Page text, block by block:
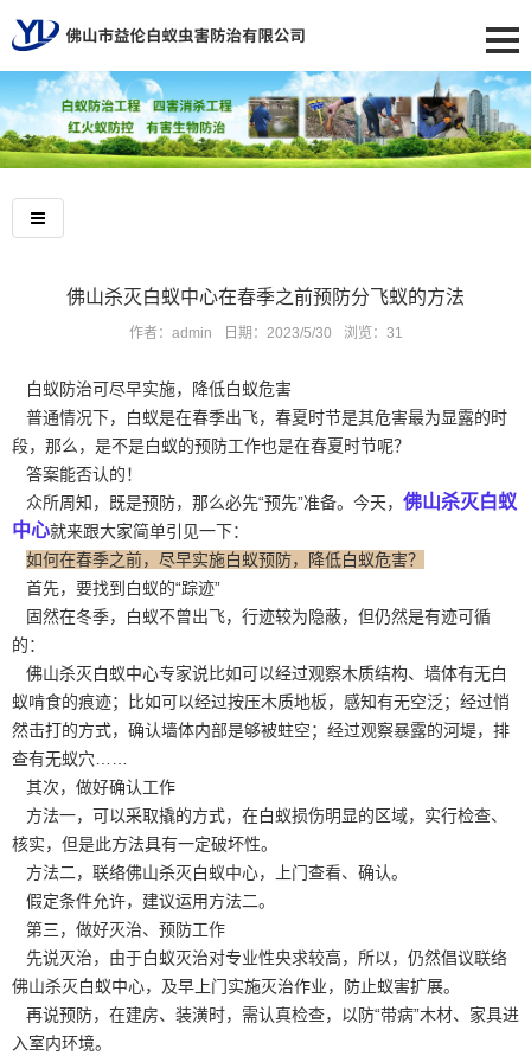
佛山杀灭白蚁中心在春季之前预防分飞蚁的方法
作者：admin 日期：2023/5/30 浏览： 31
白蚁防治可尽早实施，降低白蚁危害
普通情况下，白蚁是在春季出飞，春夏时节是其危害最为显露的时
段，那么，是不是白蚁的预防工作也是在春夏时节呢？
答案能否认的！
众所周知，既是预防，那么必先“预先”准备。今天， 佛山杀灭白蚁
中心就来跟大家简单引见一下：
如何在春季之前，尽早实施白蚁预防，降低白蚁危害？
首先，要找到白蚁的“踪迹”
固然在冬季，白蚁不曾出飞，行迹较为隐蔽，但仍然是有迹可循
的：
佛山杀灭白蚁中心专家说比如可以经过观察木质结构、墙体有无白
蚁啃食的痕迹；比如可以经过按压木质地板，感知有无空泛；经过悄
然击打的方式，确认墙体内部是够被蛀空；经过观察暴露的河堤，排
查有无蚁穴……
其次，做好确认工作
方法一，可以采取撬的方式，在白蚁损伤明显的区域，实行检查、
核实，但是此方法具有一定破坏性。
方法二，联络佛山杀灭白蚁中心，上门查看、确认。
假定条件允许，建议运用方法二。
第三，做好灭治、预防工作
先说灭治，由于白蚁灭治对专业性央求较高，所以，仍然倡议联络
佛山杀灭白蚁中心，及早上门实施灭治作业，防止蚁害扩展。
再说预防，在建房、装潢时，需认真检查，以防“带病”木材、家具进
入室内环境。